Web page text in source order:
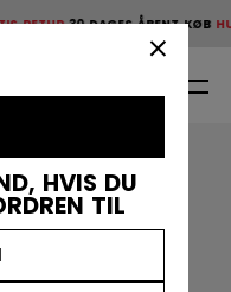
HVIS DU
TIL
RETUR30 DAGES ÅBENT KØB
Gratis retur 30